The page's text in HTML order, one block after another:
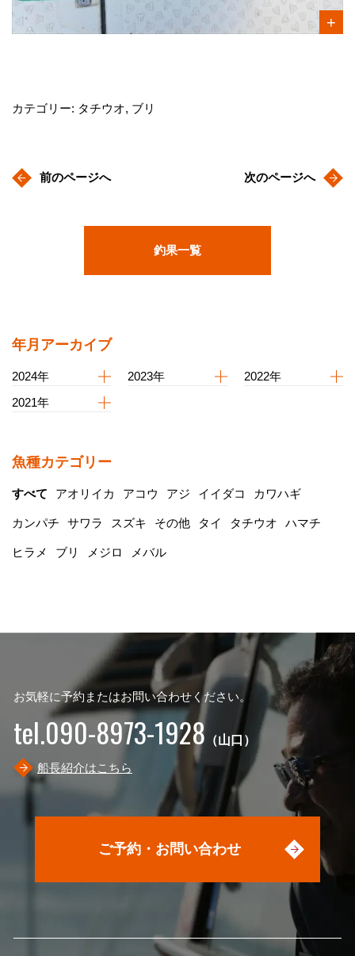
カテゴリー: タチウオ, ブリ
前のページへ
釣果一覧
次のページへ
年月アーカイブ
2024年 2023年
2022年
2021年
魚種カテゴリー
すべて アオリイカ アコウ アジ イイダコ カワハギ
カンパチ サワラ スズキ その他 タイ タチウオ ハマチ
ヒラメ ブリ メジロ メバル
お気軽に予約またはお問い合わせください。
tel.090-8973-1928 （山口）
船長紹介はこちら
ご予約・お問い合わせ